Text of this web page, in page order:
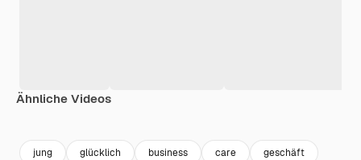
Ähnliche Videos
jung glücklich business care geschäft